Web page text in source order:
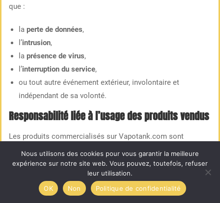
que :
la perte de données,
l’intrusion,
la présence de virus,
l’interruption du service,
ou tout autre événement extérieur, involontaire et
indépendant de sa volonté.
Responsabilité liée à l’usage des produits vendus
Les produits commercialisés sur Vapotank.com sont
exclusivement destinés à la
reproduction de l’inhalation de
vapeur, et non de fumée.
Certains d’entre eux contiennent des substances telles que :
Nous utilisons des cookies pour vous garantir la meilleure
expérience sur notre site web. Vous pouvez, toutefois, refuser
leur utilisation.
OK
Non Politique de confidentialité